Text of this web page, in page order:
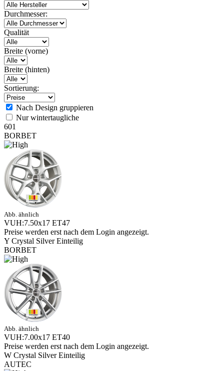
Durchmesser:
Qualität
Breite (vorne)
Breite (hinten)
Sortierung:
Nach Design gruppieren
Nur wintertaugliche
601
BORBET
Abb. ähnlich
VUH:7.50x17 ET47
Preise werden erst nach dem Login angezeigt.
Y Crystal Silver Einteilig
BORBET
Abb. ähnlich
VUH:7.00x17 ET40
Preise werden erst nach dem Login angezeigt.
W Crystal Silver Einteilig
AUTEC